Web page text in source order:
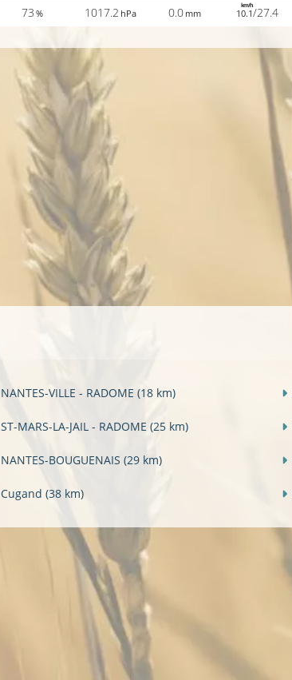
73 % 1017.2 hPa 0.0 mm 10.1
km/h/27.4
NANTES-VILLE - RADOME (18 km)
ST-MARS-LA-JAIL - RADOME (25 km)
NANTES-BOUGUENAIS (29 km)
Cugand (38 km)